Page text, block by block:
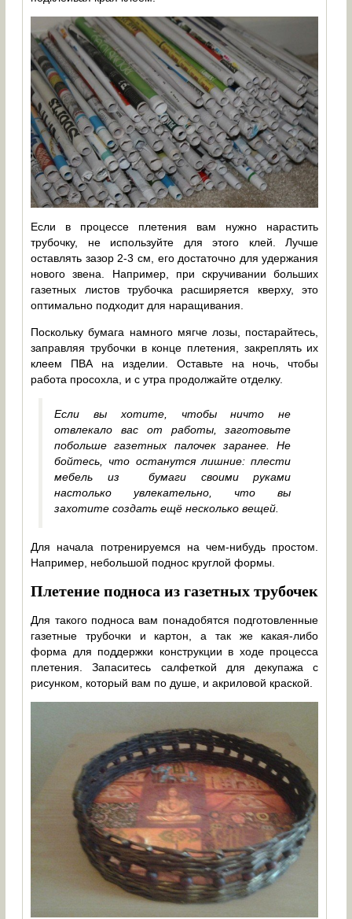
Если в процессе плетения вам нужно нарастить
трубочку, не используйте для этого клей. Лучше
оставлять зазор 2-3 см, его достаточно для удержания
нового звена. Например, при скручивании больших
газетных листов трубочка расширяется кверху, это
оптимально подходит для наращивания.
Поскольку бумага намного мягче лозы, постарайтесь,
заправляя трубочки в конце плетения, закреплять их
клеем ПВА на изделии. Оставьте на ночь, чтобы
работа просохла, и с утра продолжайте отделку.
Если вы хотите, чтобы ничто не
отвлекало вас от работы, заготовьте
побольше газетных палочек заранее. Не
бойтесь, что останутся лишние: плести
мебель из бумаги своими руками
настолько увлекательно, что вы
захотите создать ещё несколько вещей.
Для начала потренируемся на чем-нибудь простом.
Например, небольшой поднос круглой формы.
Плетение подноса из газетных трубочек
Для такого подноса вам понадобятся подготовленные
газетные трубочки и картон, а так же какая-либо
форма для поддержки конструкции в ходе процесса
плетения. Запаситесь салфеткой для декупажа с
рисунком, который вам по душе, и акриловой краской.